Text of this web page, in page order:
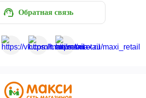
Обратная связь